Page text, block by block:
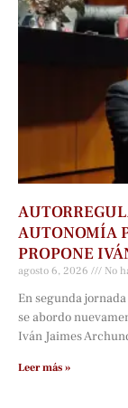
AUTONOMÍA
PROPONE
agosto 6, 2026 No
En segunda
se abordo
Iván Jaimes
Leer más »